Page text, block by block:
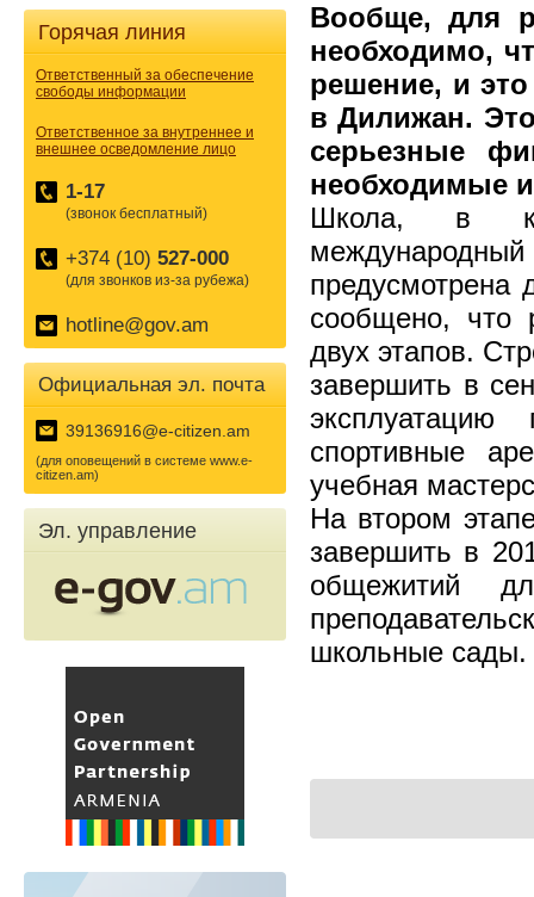
Горячая линия
Ответственный за обеспечение
свободы информации
Ответственное за внутреннее и
внешнее осведомление лицо
1-17
(звонок бесплатный)
+374 (10) 527-000
(для звонков из-за рубежа)
hotline@gov.am
Официальная эл. почта
39136916@e-citizen.am
(для оповещений в системе www.e-
citizen.am)
Эл. управление
Вообще, для
необходимо,
решение, и
в Дилижан.
серьезные
необходимые
Школа, в
предусмотрена
сообщено, что
двух этапов.
завершить в
спортивные
учебная
На втором
завершить в
общежитий
школьные сады.